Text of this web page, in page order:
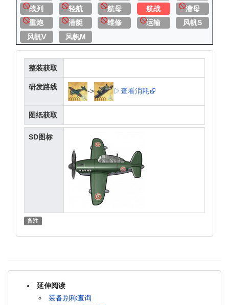
战列 轻航 航母 航战
潜母
重炮
潜艇 维修 运输
风帆S
风帆V
风帆M
整装获取
研发路线 -> ▷查看消耗
图纸获取
SD图标
备注
延伸阅读
装备别称查询